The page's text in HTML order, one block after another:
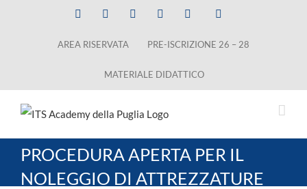
Facebook LinkedInInstagramYouTube
AREA RISERVATA PRE-ISCRIZIONE 26 – 28
MATERIALE DIDATTICO
PROCEDURA APERTA PER IL
NOLEGGIO DI ATTREZZATURE